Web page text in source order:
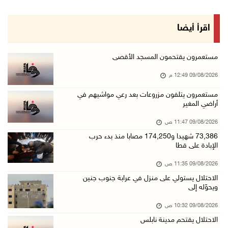
الرئيس ينعى سفير فلسطين لدى مصر القائد الوطني ...
وفاة سفير فلسطين لدى مصر القائد الوطني دياب ا ...
09/آب/2026 10:42 ص
09/آب/2026 10:32 ص
الاحتلال يقتحم مدينة نابلس
09/آب/2026 10:20 ص
09/آب/2026 10:19 ص
وفاة شابة متأثرة بإصابتها جراء حادث سير قرب ج ...
اعتقال مواطنين من بلدة سنجل شمال رام الله
اقرأ أيضا
مستعمرون يقتحمون المسجد الأقصى
09/08/2026 12:49 م
مستعمرون يتلفون مزروعات بعد رعي مواشيهم في
أراضي المغير
09/08/2026 11:47 ص
73,386 شهيدا و174,250 مصابا منذ بدء حرب
الإبادة على قطا
09/08/2026 11:35 ص
الاحتلال يستولي على منزل في عرابة جنوب جنين
ويحوّله إلى
09/08/2026 10:32 ص
الاحتلال يقتحم مدينة نابلس